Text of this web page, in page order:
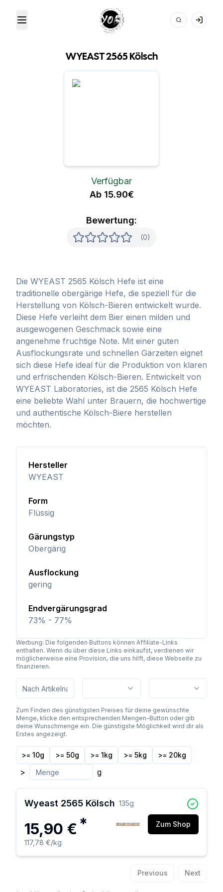
Toggle Menu Your Own Beer
WYEAST 2565 Kölsch
Bewertung:
(0)
Verfügbar
Ab 15.90€
Die WYEAST 2565 Kölsch Hefe ist eine
traditionelle obergärige Hefe, die speziell für die
Herstellung von Kölsch-Bieren entwickelt wurde.
Diese Hefe verleiht dem Bier einen milden und
ausgewogenen Geschmack sowie eine
angenehme fruchtige Note. Mit einer guten
Ausflockungsrate und schnellen Gärzeiten eignet
sich diese Hefe ideal für die Produktion von klaren
und erfrischenden Kölsch-Bieren. Entwickelt von
WYEAST Laboratories, ist die 2565 Kölsch Hefe
eine beliebte Wahl unter Brauern, die hochwertige
und authentische Kölsch-Biere herstellen
möchten.
Hersteller
WYEAST
Form
Flüssig
Gärungstyp
Obergärig
Ausflockung
gering
Endvergärungsgrad
73% - 77%
Werbung: Die folgenden Buttons können Affiliate-Links
enthalten. Wenn du über diese Links einkaufst, verdienen wir
möglicherweise eine Provision, die uns hilft, diese Webseite zu
finanzieren.
Zum Finden des günstigsten Preises für deine gewünschte
Menge, klicke den entsprechenden Mengen-Button oder gib
deine Wunschmenge ein. Die günstigste Möglichkeit wird dir als
Erstes angezeigt.
>= 10g >= 50g >= 1kg >= 5kg >= 20kg
> g
Wyeast 2565 Kölsch 135g
15,90 € *
117,78 €/kg
Zum Shop
Previous Next